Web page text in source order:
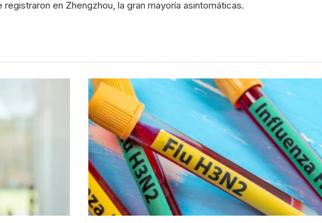
en Zhengzhou, la gran mayoría asintomáticas.